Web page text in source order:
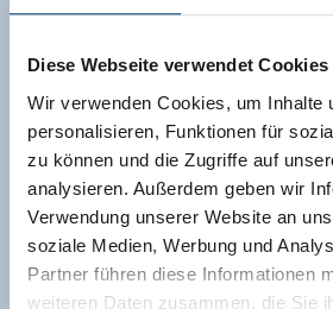
Diese Webseite verwendet Cookies
Wir verwenden Cookies, um Inhalte
personalisieren, Funktionen für
zu können und die Zugriffe auf
analysieren. Außerdem geben wir
Verwendung unserer Website an
soziale Medien, Werbung und
Partner führen diese Informationen
weiteren Daten zusammen, die Sie